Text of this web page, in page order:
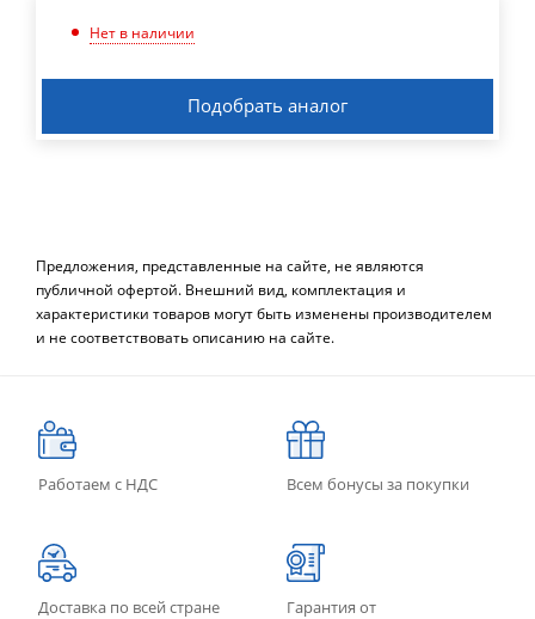
Нет в наличии
Подобрать аналог
Предложения, представленные на сайте, не являются
публичной офертой. Внешний вид, комплектация и
характеристики товаров могут быть изменены производителем
и не соответствовать описанию на сайте.
Работаем с НДС Всем бонусы за покупки
Доставка по всей стране
Гарантия от